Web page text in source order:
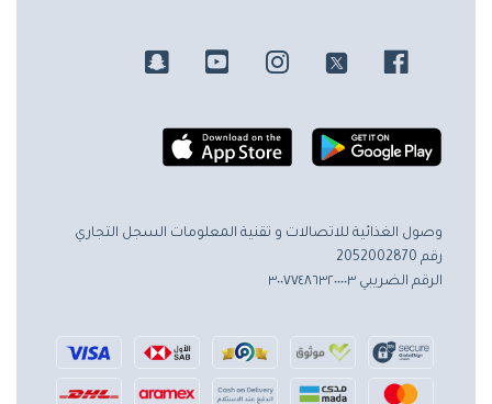
وصول الغذائية للاتصالات و تقنية المعلومات السجل التجاري
رقم 2052002870
الرقم الضريبي ٣٠٠٧٧٤٨٦٣٢٠٠٠٠٣